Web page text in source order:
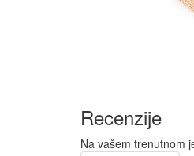
Recenzije
Na vašem trenutnom